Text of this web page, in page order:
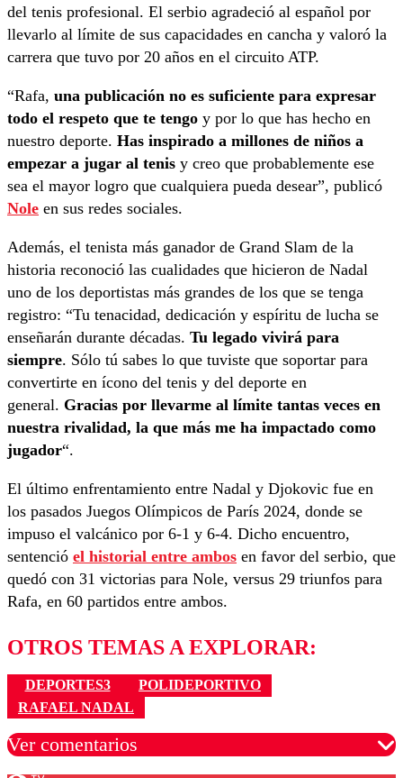
del tenis profesional. El serbio agradeció al español por
llevarlo al límite de sus capacidades en cancha y valoró la
carrera que tuvo por 20 años en el circuito ATP.
“Rafa, una publicación no es suficiente para expresar
todo el respeto que te tengo y por lo que has hecho en
nuestro deporte. Has inspirado a millones de niños a
empezar a jugar al tenis y creo que probablemente ese
sea el mayor logro que cualquiera pueda desear”, publicó
Nole en sus redes sociales.
Además, el tenista más ganador de Grand Slam de la
historia reconoció las cualidades que hicieron de Nadal
uno de los deportistas más grandes de los que se tenga
registro: “Tu tenacidad, dedicación y espíritu de lucha se
enseñarán durante décadas. Tu legado vivirá para
siempre. Sólo tú sabes lo que tuviste que soportar para
convertirte en ícono del tenis y del deporte en
general. Gracias por llevarme al límite tantas veces en
nuestra rivalidad, la que más me ha impactado como
jugador“.
El último enfrentamiento entre Nadal y Djokovic fue en
los pasados Juegos Olímpicos de París 2024, donde se
impuso el valcánico por 6-1 y 6-4. Dicho encuentro,
sentenció el historial entre ambos en favor del serbio, que
quedó con 31 victorias para Nole, versus 29 triunfos para
Rafa, en 60 partidos entre ambos.
OTROS TEMAS A EXPLORAR:
DEPORTES3
POLIDEPORTIVO
RAFAEL NADAL
Ver comentarios